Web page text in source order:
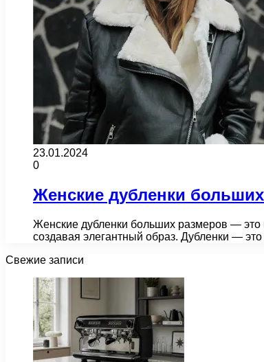
23.01.2024
0
Женские дубленки
Женские дубленки больших размеров —
создавая элегантный образ. Дубленки —
Свежие записи